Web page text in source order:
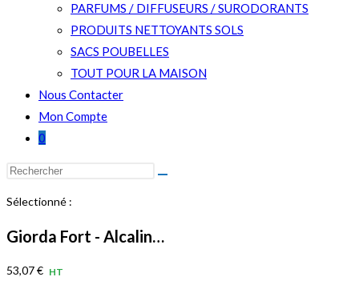
PARFUMS / DIFFUSEURS / SURODORANTS
PRODUITS NETTOYANTS SOLS
SACS POUBELLES
TOUT POUR LA MAISON
Nous Contacter
Mon Compte
0
Rechercher
ce
site
Sélectionné :
Giorda Fort - Alcalin…
53,07€ HT